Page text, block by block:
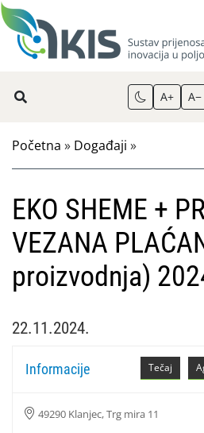
A+ A−
Početna » Događaji »
EKO SHEME +
VEZANA
proizvodnja)
22.11.2024.
Tečaj
Informacije
49290 Klanjec, Trg mira 11